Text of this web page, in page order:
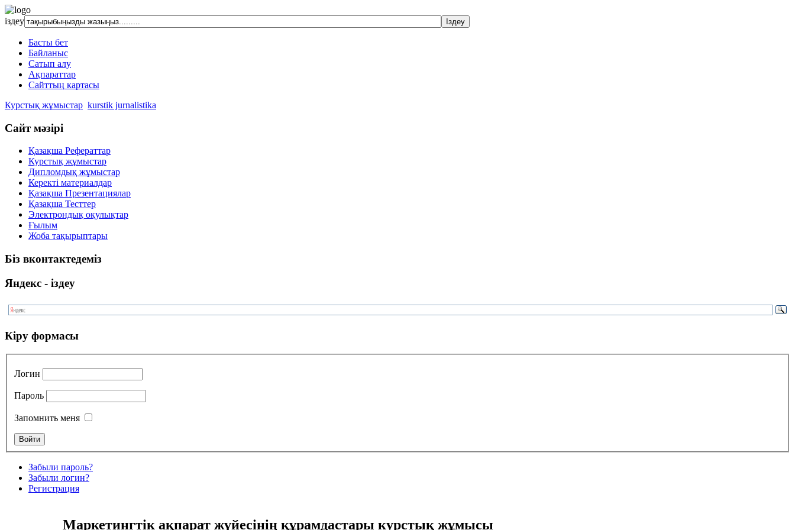
іздеу
Басты бет
Байланыс
Сатып алу
Ақпараттар
Сайттың картасы
Курстық жұмыстар kurstik jurnalistika
Сайт мәзірі
Қазақша Рефераттар
Курстық жұмыстар
Дипломдық жұмыстар
Керекті материалдар
Қазақша Презентациялар
Қазақша Тесттер
Электрондық оқулықтар
Ғылым
Жоба тақырыптары
Біз вконтактедеміз
Яндекс - іздеу
Кіру формасы
Логин
Пароль
Запомнить меня
Забыли пароль?
Забыли логин?
Регистрация
Маркетингтік ақпарат жүйесінің құрамдастары курстық жұмысы